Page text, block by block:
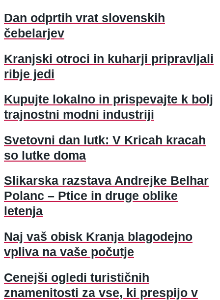
Dan odprtih vrat slovenskih
čebelarjev
Kranjski otroci in kuharji pripravljali
ribje jedi
Kupujte lokalno in prispevajte k bolj
trajnostni modni industriji
Svetovni dan lutk: V Kricah kracah
so lutke doma
Slikarska razstava Andrejke Belhar
Polanc – Ptice in druge oblike
letenja
Naj vaš obisk Kranja blagodejno
vpliva na vaše počutje
Cenejši ogledi turističnih
znamenitosti za vse, ki prespijo v